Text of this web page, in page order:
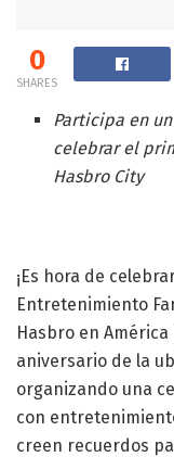
0
SHARES
Participa en
celebrar el
Hasbro City
¡Es hora de
Entretenimiento
Hasbro en
aniversario de la
organizando una
con
creen recuerdos